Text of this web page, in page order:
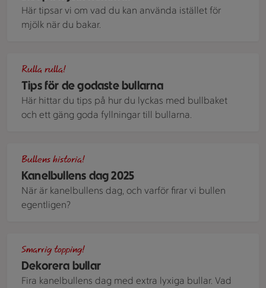
Här tipsar vi om vad du kan använda istället för
mjölk när du bakar.
Tips för de godaste bullarna
Rulla rulla!
Här hittar du tips på hur du lyckas med bullbaket
och ett gäng goda fyllningar till bullarna.
Kanelbullens dag 2025
Bullens historia!
När är kanelbullens dag, och varför firar vi bullen
egentligen?
Dekorera bullar
Smarrig topping!
Fira kanelbullens dag med extra lyxiga bullar. Vad